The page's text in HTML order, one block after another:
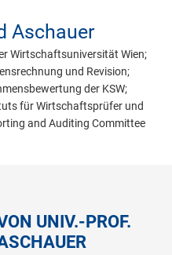
Aschauer
Wirtschaftsuniversität Wien;
und Revision;
der KSW;
für Wirtschaftsprüfer und
and Auditing Committee
UNIV.-PROF.